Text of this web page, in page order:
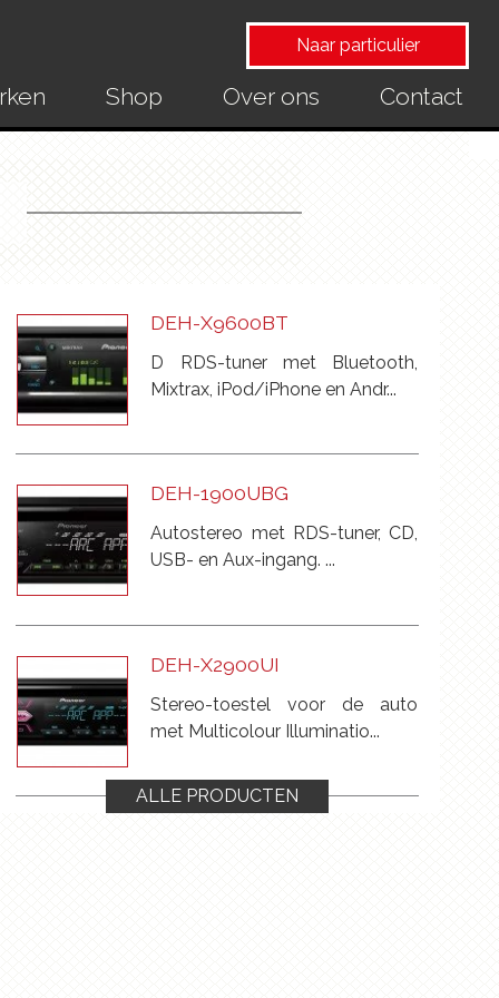
Shop Over ons Contact
Naar particulier
DEH-X9600BT
D RDS-tuner met Bluetooth,
Mixtrax, iPod/iPhone en Andr...
DEH-1900UBG
Autostereo met RDS-tuner, CD,
USB- en Aux-ingang. ...
DEH-X2900UI
Stereo-toestel voor de auto
met Multicolour Illuminatio...
ALLE PRODUCTEN